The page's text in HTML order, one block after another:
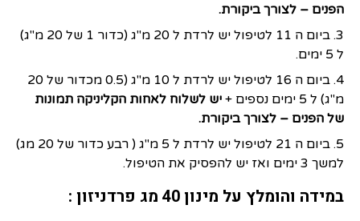
הפנים – לצורך ביקורת.
3. ביום ה 11 לטיפול יש לרדת ל 20 מ"ג (כדור 1 של 20 מ"ג)
ל 5 ימים.
4. ביום ה 16 לטיפול יש לרדת ל 10 מ"ג (0.5 מכדור של 20
מ"ג) ל 5 ימים נספים +
יש לשלוח לאחות הקליניקה תמונות
של הפנים – לצורך ביקורת.
5. ביום ה 21 לטיפול יש לרדת ל 5 מ"ג ( רבע כדור של 20 מג)
למשך 3 ימים ואז יש להפסיק את הטיפול.
במידה והומלץ על מינון 40 מג פרדניזון :